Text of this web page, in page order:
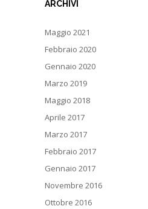
ARCHIVI
Maggio 2021
Febbraio 2020
Gennaio 2020
Marzo 2019
Maggio 2018
Aprile 2017
Marzo 2017
Febbraio 2017
Gennaio 2017
Novembre 2016
Ottobre 2016